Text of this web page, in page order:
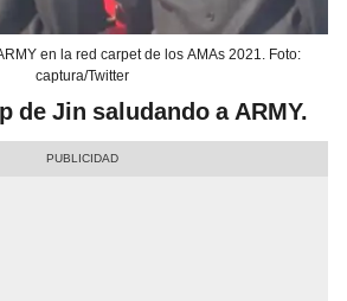
en la red carpet de los AMAs 2021. Foto:
captura/Twitter
de Jin saludando a ARMY.